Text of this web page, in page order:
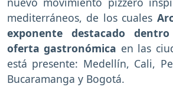
mediterráneos, de los cuales
exponente destacado
oferta gastronómica en las
está presente: Medellín, Cali,
Bucaramanga y Bogotá.